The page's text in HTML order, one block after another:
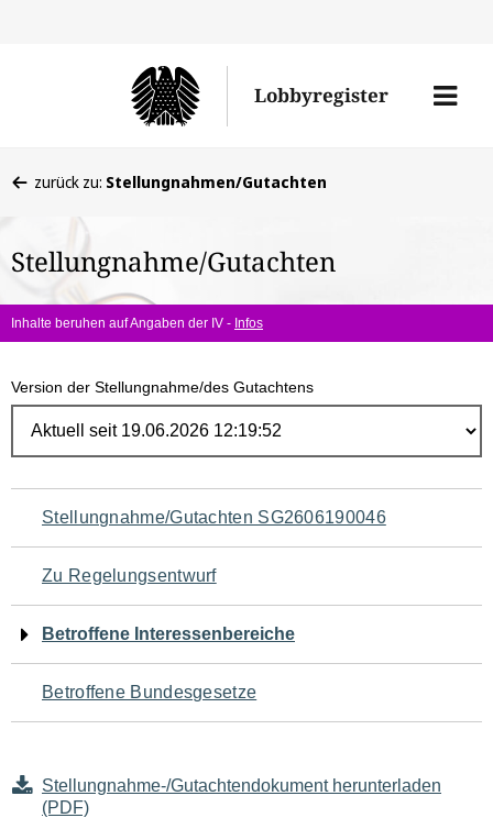
Lobbyregister
Menü
befinden
hier:
zurück zu: Stellungnahmen/Gutachten
Stellungnahme/Gutachten
Inhalte beruhen auf Angaben der IV - Infos
Version der Stellungnahme/des Gutachtens
Navigation
für
den
Seiteninhalt
Stellungnahme/Gutachten SG2606190046
Zu Regelungsentwurf
Betroffene Interessenbereiche
Betroffene Bundesgesetze
Stellungnahme-/Gutachtendokument herunterladen
(PDF)